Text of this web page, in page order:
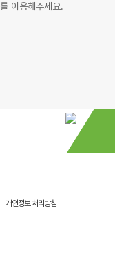
이용해주세요.
개인정보 처리방침